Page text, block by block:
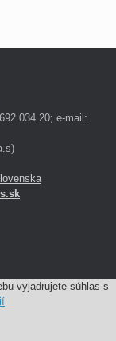
034 20; e-mail:
vyjadrujete súhlas s